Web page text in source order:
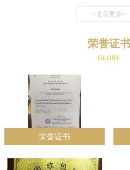
<查看更多>
荣誉证书
GLORY
荣誉证书